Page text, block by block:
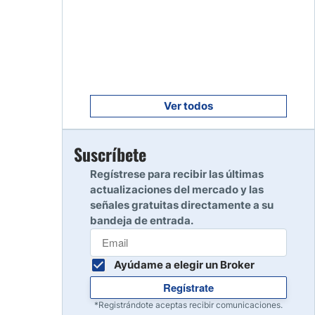
Leer reseña
10
Ver todos
Suscríbete
Regístrese para recibir las últimas
actualizaciones del mercado y las
señales gratuitas directamente a su
bandeja de entrada.
Ayúdame a elegir un Broker
Regístrate
*Registrándote aceptas recibir comunicaciones.